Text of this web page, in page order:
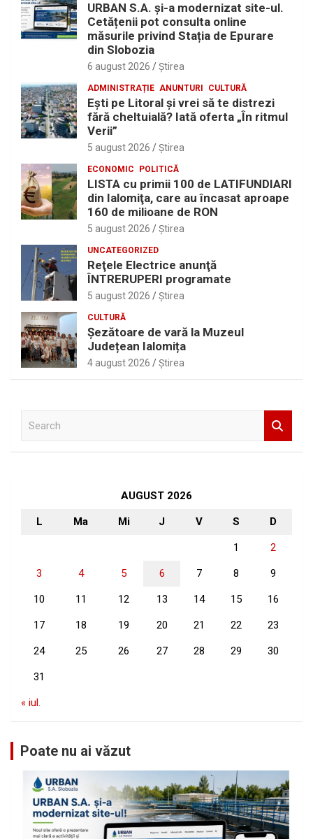
URBAN S.A. și-a modernizat site-ul.
Cetățenii pot consulta online
măsurile privind Stația de Epurare
din Slobozia
6 august 2026 Ştirea
ADMINISTRAȚIE ANUNTURI CULTURĂ
Eşti pe Litoral şi vrei să te distrezi
fără cheltuială? Iată oferta „În ritmul
Verii”
5 august 2026 Ştirea
ECONOMIC POLITICĂ
LISTA cu primii 100 de LATIFUNDIARI
din Ialomiţa, care au încasat aproape
160 de milioane de RON
5 august 2026 Ştirea
UNCATEGORIZED
Reţele Electrice anunţă
ÎNTRERUPERI programate
5 august 2026 Ştirea
CULTURĂ
Șezătoare de vară la Muzeul
Județean Ialomița
4 august 2026 Ştirea
AUGUST 2026
L Ma Mi J V S D
1 2
3 4 5 6 7 8 9
10 11 12 13 14 15 16
17 18 19 20 21 22 23
24 25 26 27 28 29 30
31
« iul.
Poate nu ai văzut